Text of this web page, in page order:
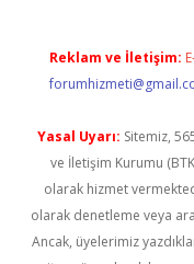
Reklam ve İletişim:
Yasal Uyarı: Sitemiz,
ve İletişim Kurumu
olarak hizmet
olarak denetleme veya
Ancak, üyelerimiz